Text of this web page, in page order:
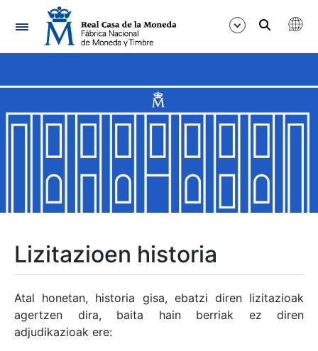
Nabigazioa
Erakutsi/Ezkutatu
Erakutsi/Ezkutatu
Erakutsi/Ezkutatu
Erakutsi/Ezkutatu
Lizitazioen historia
Atal honetan, historia gisa, ebatzi diren lizitazioak
agertzen dira, baita hain berriak ez diren
adjudikazioak ere: